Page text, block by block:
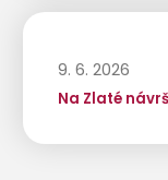
9. 6. 2026
Na Zlaté